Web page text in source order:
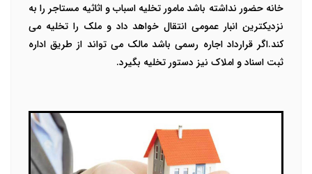
خانه حضور نداشته باشد مامور تخلیه اسباب و اثاثیه مستاجر را به
نزدیکترین انبار عمومی انتقال خواهد داد و ملک را تخلیه می
کند.اگر قرارداد اجاره رسمی باشد مالک می تواند از طریق اداره
ثبت اسناد و املاک نیز دستور تخلیه بگیرد.